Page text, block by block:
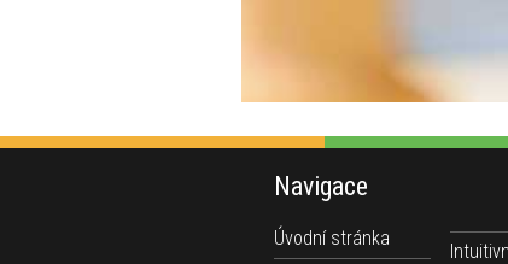
Navigace
Úvodní stránka